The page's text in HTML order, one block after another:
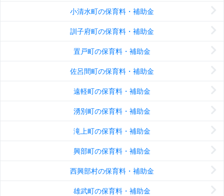
小清水町の保育料・補助金
訓子府町の保育料・補助金
置戸町の保育料・補助金
佐呂間町の保育料・補助金
遠軽町の保育料・補助金
湧別町の保育料・補助金
滝上町の保育料・補助金
興部町の保育料・補助金
西興部村の保育料・補助金
雄武町の保育料・補助金